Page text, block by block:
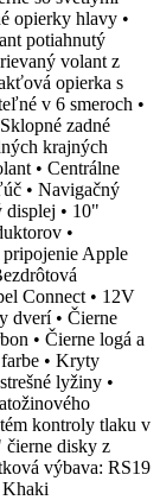
opierky hlavy •
potiahnutý
volant z
opierka s
v 6 smeroch •
zadné
krajných
• Centrálne
• Navigačný
• 10"
•
pripojenie Apple
Connect • 12V
dverí • Čierne
• Čierne logá a
• Kryty
lyžiny •
kontroly tlaku v
čierne disky z
výbava: RS19
Khaki